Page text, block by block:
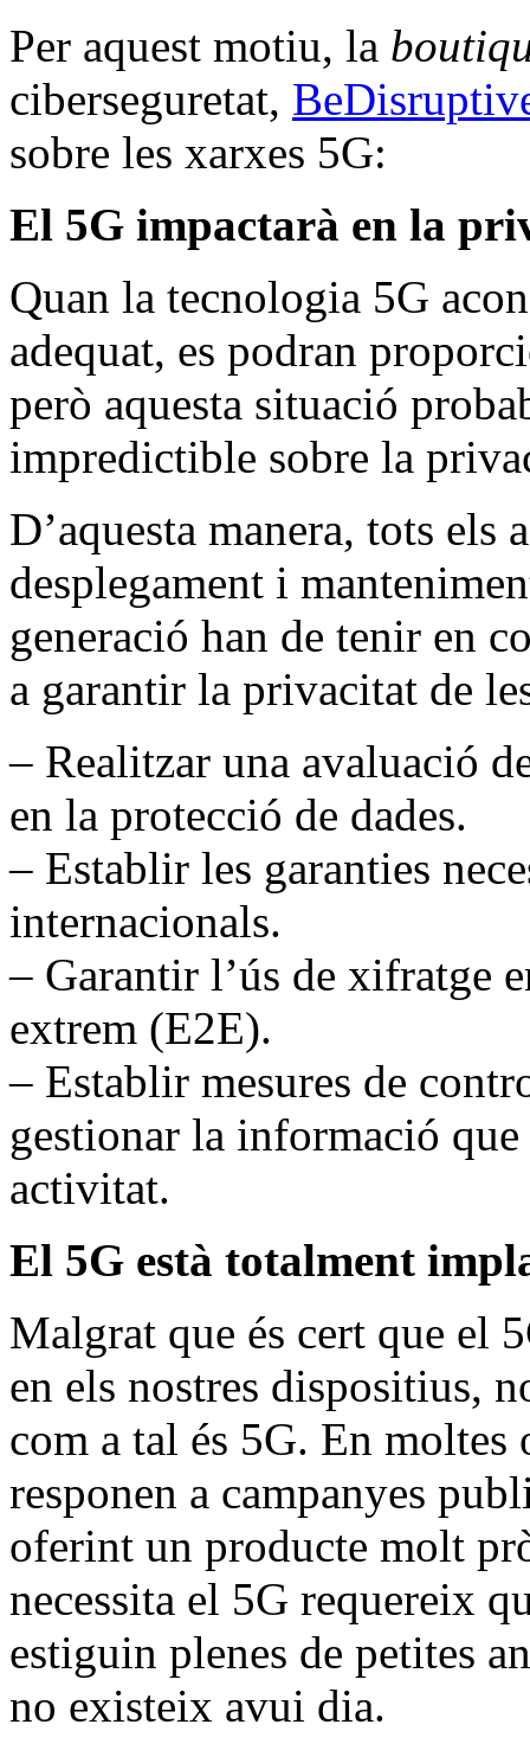
Per aquest motiu, la
ciberseguretat,
sobre les xarxes 5G:
El 5G impactarà en la
Quan la tecnologia 5G
adequat, es podran
però aquesta situació
impredictible sobre la
D’aquesta manera, tots els
desplegament i
generació han de tenir en
a garantir la privacitat de
– Realitzar una avaluació
en la protecció de dades.
– Establir les garanties
internacionals.
– Garantir l’ús de xifratge
extrem (E2E).
– Establir mesures de
gestionar la informació
activitat.
El 5G està totalment
Malgrat que és cert que el
en els nostres dispositius,
com a tal és 5G. En moltes
responen a campanyes
oferint un producte molt
necessita el 5G requereix
estiguin plenes de petites
no existeix avui dia.